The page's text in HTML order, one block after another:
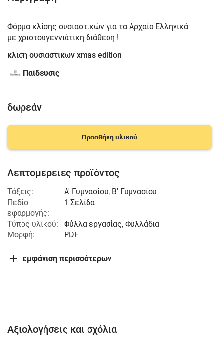
Φόρμα κλίσης ουσιαστικών για τα Αρχαία Ελληνικά
με χριστουγεννιάτικη διάθεση !
κλιση ουσιαστικων xmas edition
Παίδευσις
δωρεάν
Προσθήκη υλικού
Λεπτομέρειες προϊόντος
Τάξεις: Α' Γυμνασίου, Β' Γυμνασίου
Πεδίο
εφαρμογής:
1 Σελίδα
Τύπος υλικού:
Φύλλα εργασίας, Φυλλάδια
Μορφή:
PDF
εμφάνιση περισσότερων
Αξιολογήσεις και σχόλια